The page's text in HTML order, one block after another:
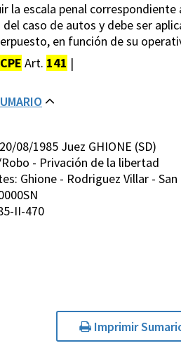
la escala penal
caso de autos y debe ser
en función de su
CPE Art. 141 |
08/1985 Juez GHIONE (SD)
- Privación de la libertad
Ghione - Rodriguez Villar -
II-470
Imprimir